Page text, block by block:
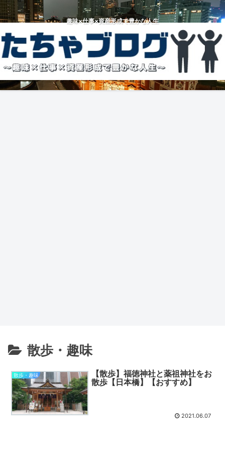
趣味×仕事×資産形成で豊かな人生
散歩・趣味
散歩・趣味
【散歩】福徳神社と薬祖神社をお
散歩【日本橋】【おすすめ】
2021.06.07